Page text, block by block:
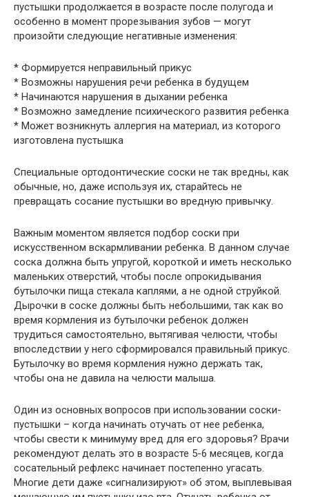
пустышки продолжается в возрасте после полугода и
особенно в момент прорезывания зубов — могут
произойти следующие негативные изменения:
* Формируется неправильный прикус
* Возможны нарушения речи ребенка в будущем
* Начинаются нарушения в дыхании ребенка
* Возможно замедление психического развития ребенка
* Может возникнуть аллергия на материал, из которого
изготовлена пустышка
Специальные ортодонтические соски не так вредны, как
обычные, но, даже используя их, старайтесь не
превращать сосание пустышки во вредную привычку.
Важным моментом является подбор соски при
искусственном вскармливании ребенка. В данном случае
соска должна быть упругой, короткой и иметь несколько
маленьких отверстий, чтобы после опрокидывания
бутылочки пища стекала каплями, а не одной струйкой.
Дырочки в соске должны быть небольшими, так как во
время кормления из бутылочки ребенок должен
трудиться самостоятельно, вытягивая челюсти, чтобы
впоследствии у него сформировался правильный прикус.
Бутылочку во время кормления нужно держать так,
чтобы она не давила на челюсти малыша.
Один из основных вопросов при использовании соски-
пустышки – когда начинать отучать от нее ребенка,
чтобы свести к минимуму вред для его здоровья? Врачи
рекомендуют делать это в возрасте 5-6 месяцев, когда
сосательный рефлекс начинает постепенно угасать.
Многие дети даже «сигнализируют» об этом, выплевывая